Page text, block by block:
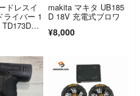
ドレスイ
ライバー 1
makita マキタ UB185
D 18V 充電式ブロワ
¥8,000